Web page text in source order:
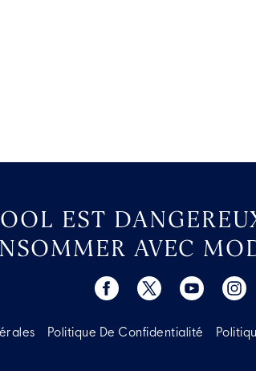
EST
AVEC
Politique De Confidentialité